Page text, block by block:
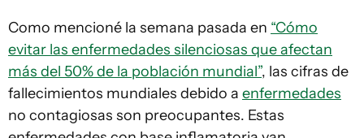
Como mencioné la semana pasada en “Cómo
evitar las enfermedades silenciosas que afectan
más del 50% de la población mundial”, las cifras de
fallecimientos mundiales debido a enfermedades
no contagiosas son preocupantes. Estas